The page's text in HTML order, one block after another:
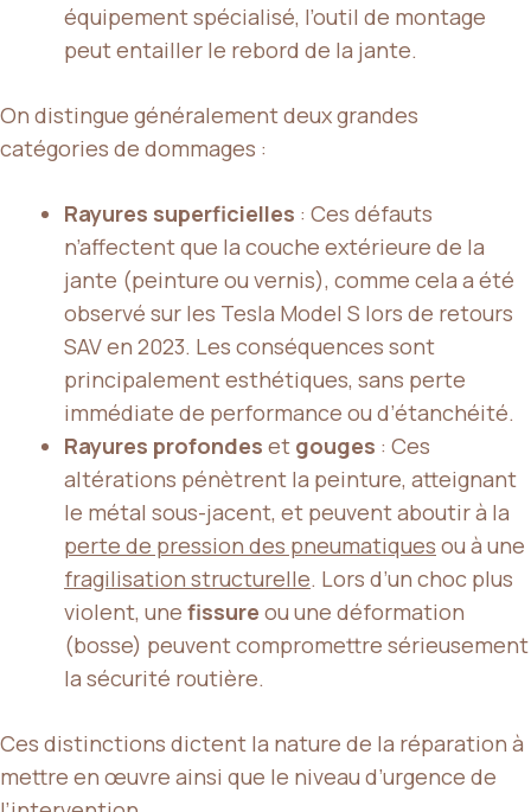
équipement spécialisé, l’outil de montage
peut entailler le rebord de la jante.
On distingue généralement deux grandes
catégories de dommages :
Rayures superficielles : Ces défauts
n’affectent que la couche extérieure de la
jante (peinture ou vernis), comme cela a été
observé sur les Tesla Model S lors de retours
SAV en 2023. Les conséquences sont
principalement esthétiques, sans perte
immédiate de performance ou d’étanchéité.
Rayures profondes et gouges : Ces
altérations pénètrent la peinture, atteignant
le métal sous-jacent, et peuvent aboutir à la
perte de pression des pneumatiques ou à une
fragilisation structurelle. Lors d’un choc plus
violent, une fissure ou une déformation
(bosse) peuvent compromettre sérieusement
la sécurité routière.
Ces distinctions dictent la nature de la réparation à
mettre en œuvre ainsi que le niveau d’urgence de